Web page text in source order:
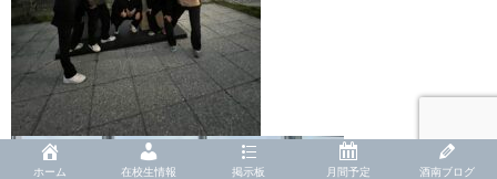
ホーム 在校生情報 掲示板 月間予定 酒南ブログ